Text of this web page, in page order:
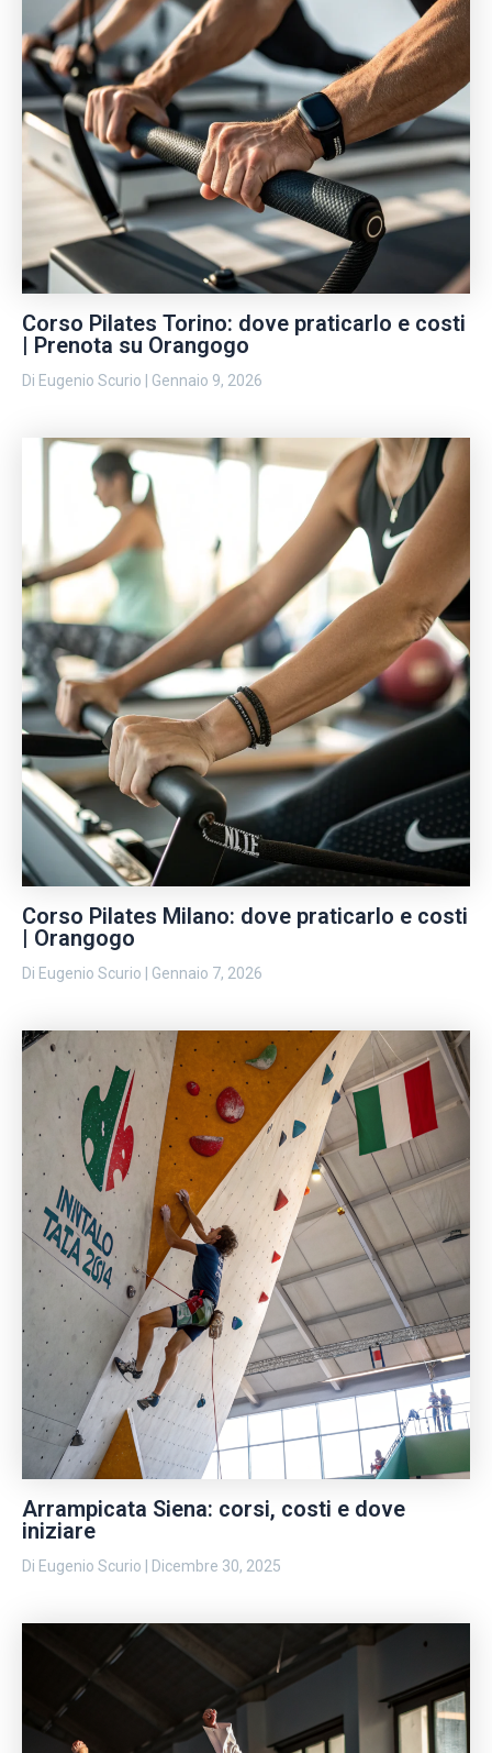
Corso Pilates Torino: dove praticarlo e costi
| Prenota su Orangogo
Di Eugenio Scurio Gennaio 9, 2026
Corso Pilates Milano: dove praticarlo e costi
| Orangogo
Di Eugenio Scurio Gennaio 7, 2026
Arrampicata Siena: corsi, costi e dove
iniziare
Di Eugenio Scurio Dicembre 30, 2025